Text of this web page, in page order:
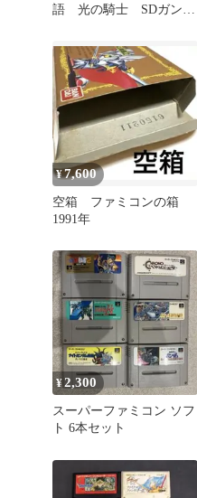
語 光の騎士 SDガンダ
¥7,600
空箱 ファミコンの箱
1991年
¥2,300
スーパーファミコン ソフ
ト 6本セット